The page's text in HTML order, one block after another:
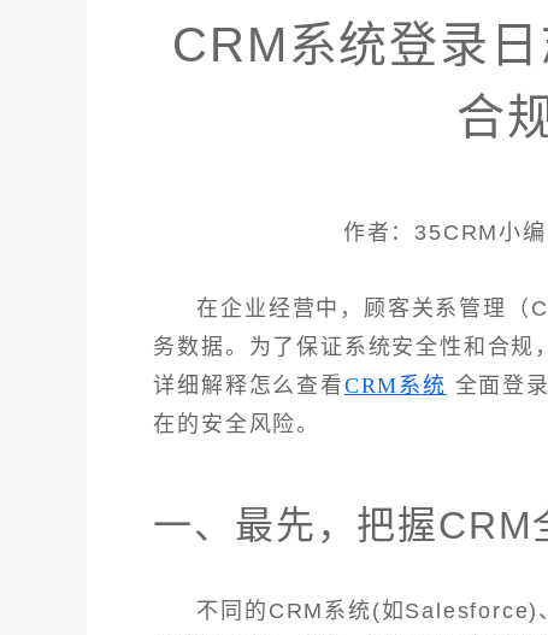
CRM系统登录
合
作者：35CRM
在企业经营中，顾客关系管理（
务数据。为了保证系统安全性和合
详细解释怎么查看CRM系统 全面登
在的安全风险。
一、最先，把握CRM
不同的CRM系统(如Salesforce)